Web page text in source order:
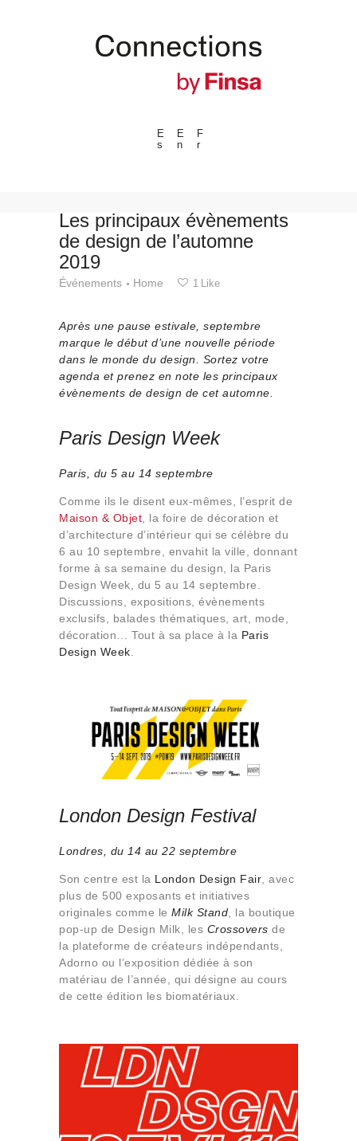
E
s
E
n
F
r
---ENLACES---
Événements
Espaces
Matériels
Technologie
Collaborations
Qui sommes-nous
Contact
Les principaux évènements
de design de l’automne
2019
Événements Home 1 Like
Après une pause estivale, septembre
marque le début d’une nouvelle période
dans le monde du design. Sortez votre
agenda et prenez en note les principaux
évènements de design de cet automne.
Paris Design Week
Paris, du 5 au 14 septembre
Comme ils le disent eux-mêmes, l’esprit de
Maison & Objet , la foire de décoration et
d’architecture d’intérieur qui se célèbre du
6 au 10 septembre, envahit la ville, donnant
forme à sa semaine du design, la Paris
Design Week, du 5 au 14 septembre.
Discussions, expositions, évènements
exclusifs, balades thématiques, art, mode,
décoration… Tout à sa place à la Paris
Design Week
London Design Festival
Londres, du 14 au 22 septembre
Son centre est la London Design Fair , avec
plus de 500 exposants et initiatives
originales comme le Milk Stand , la boutique
pop-up de Design Milk, les Crossovers de
la plateforme de créateurs indépendants,
Adorno ou l’exposition dédiée à son
matériau de l’année, qui désigne au cours
de cette édition les biomatériaux.